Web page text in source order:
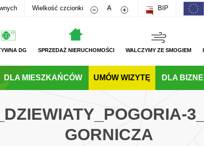
Wielkość czcionki Zmniejsz rozmiar czcionki
A Zwiększ rozmiar czcionki
BIP
DG SPRZEDAŻ NIERUCHOMOŚCI WALCZYMY ZE SMOGIEM
DLA MIESZKAŃCÓW UMÓW WIZYTĘ DLA
GORNICZA